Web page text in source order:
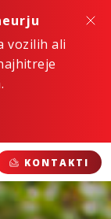
vozilih ali
KONTAKTI